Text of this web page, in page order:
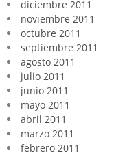
diciembre 2011
noviembre 2011
octubre 2011
septiembre 2011
agosto 2011
julio 2011
junio 2011
mayo 2011
abril 2011
marzo 2011
febrero 2011